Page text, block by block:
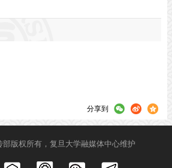
分享到
部版权所有，复旦大学融媒体中心维护